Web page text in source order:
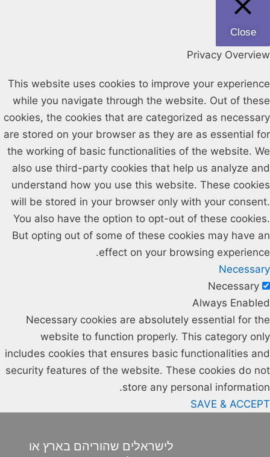
Close
Privacy Overview
This website uses cookies to improve your experience
while you navigate through the website. Out of these
cookies, the cookies that are categorized as necessary
are stored on your browser as they are as essential for
the working of basic functionalities of the website. We
also use third-party cookies that help us analyze and
understand how you use this website. These cookies
will be stored in your browser only with your consent.
You also have the option to opt-out of these cookies.
But opting out of some of these cookies may have an
effect on your browsing experience.
Necessary
Necessary
Always Enabled
Necessary cookies are absolutely essential for the
website to function properly. This category only
includes cookies that ensures basic functionalities and
security features of the website. These cookies do not
store any personal information.
SAVE & ACCEPT
לישראלים שהוריהם בארץ או